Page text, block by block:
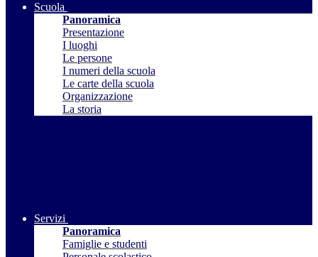
Scuola
Panoramica
Presentazione
I luoghi
Le persone
I numeri della scuola
Le carte della scuola
Organizzazione
La storia
Servizi
Panoramica
Famiglie e studenti